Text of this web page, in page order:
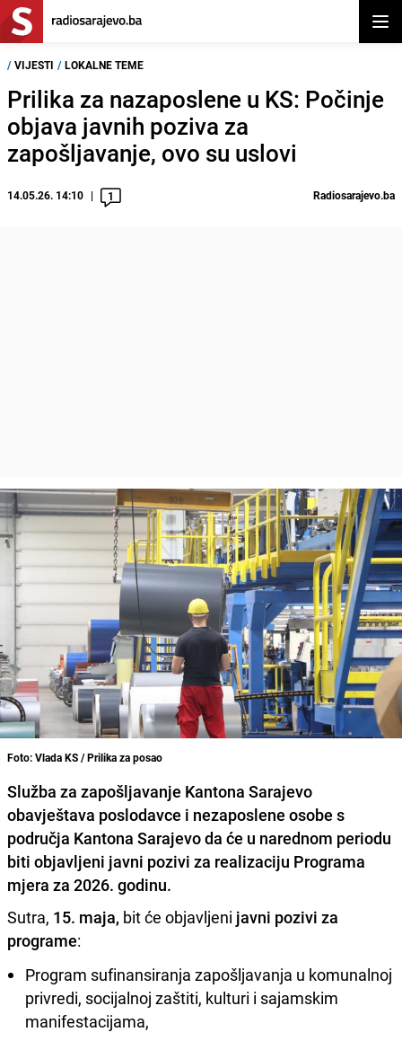
/ VIJESTI / LOKALNE TEME
Prilika za nazaposlene u KS: Počinje
objava javnih poziva za
zapošljavanje, ovo su uslovi
14.05.26. 14:10 1 Radiosarajevo.ba
Foto: Vlada KS / Prilika za posao
Služba za zapošljavanje Kantona Sarajevo
obavještava poslodavce i nezaposlene osobe s
područja Kantona Sarajevo da će u narednom periodu
biti objavljeni javni pozivi za realizaciju Programa
mjera za 2026. godinu.
Sutra, 15. maja, bit će objavljeni javni pozivi za
programe:
Program sufinansiranja zapošljavanja u komunalnoj
privredi, socijalnoj zaštiti, kulturi i sajamskim
manifestacijama,